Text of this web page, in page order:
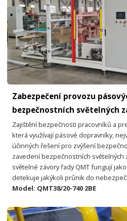
Zabezpečení provozu
bezpečnostních světelných
Zajištění bezpečnosti pracovníků a
která využívají pásové dopravníky,
účinných řešení pro zvýšení
zavedení bezpečnostních světelných
světelné závory řady QMT fungují
detekuje jakýkoli průnik do
Model: QMT38/20-740 2BE